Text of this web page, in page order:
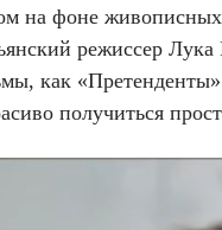
на фоне
режиссер
как
получиться